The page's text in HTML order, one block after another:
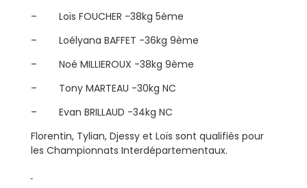
– Loïs FOUCHER -38kg 5ème
– Loélyana BAFFET -36kg 9ème
– Noé MILLIEROUX -38kg 9ème
– Tony MARTEAU -30kg NC
– Evan BRILLAUD -34kg NC
Florentin, Tylian, Djessy et Loïs sont qualifiés pour
les Championnats Interdépartementaux.